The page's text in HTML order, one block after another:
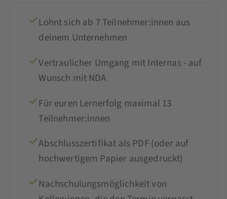
Lohnt sich ab 7 Teilnehmer:innen aus
deinem Unternehmen
Vertraulicher Umgang mit Internas - auf
Wunsch mit NDA
Für euren Lernerfolg maximal 13
Teilnehmer:innen
Abschlusszertifikat als PDF (oder auf
hochwertigem Papier ausgedruckt)
Nachschulungsmöglichkeit von